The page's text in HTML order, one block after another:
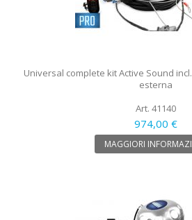
Universal complete kit Active Sound
esterna
Art. 41140
974,00 €
MAGGIORI